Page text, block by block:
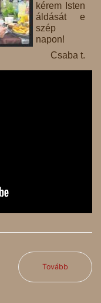
kérem Isten
áldását e
szép
napon!
Csaba t.
Tovább